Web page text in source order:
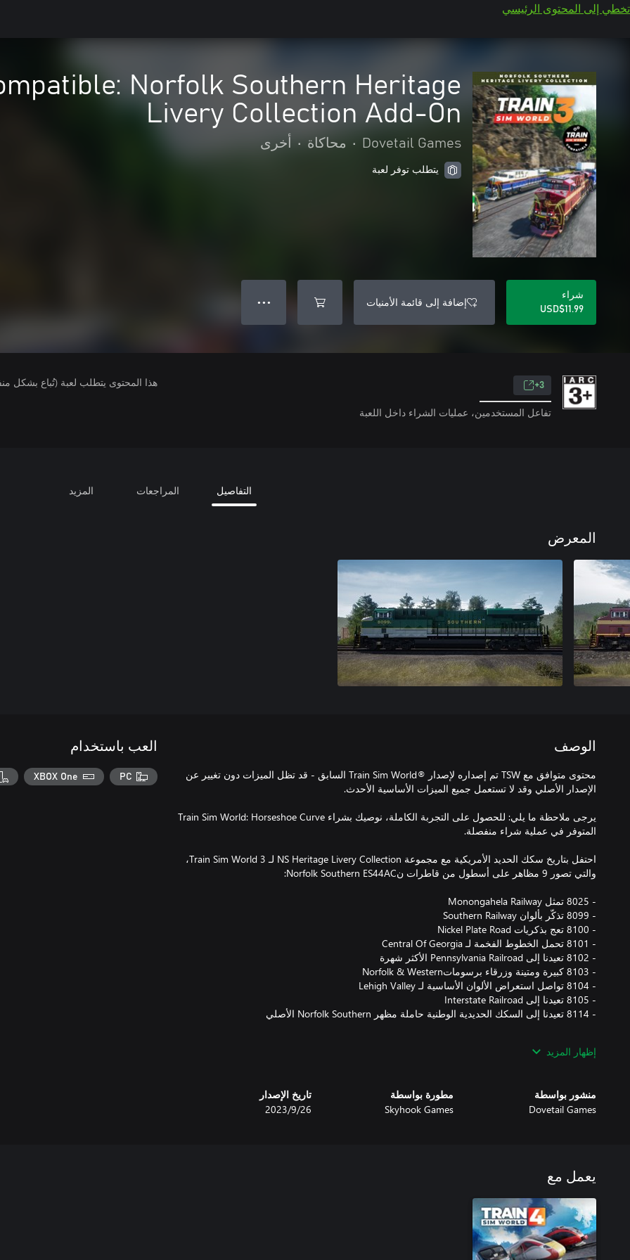
تخطي إلى المحتوى الرئيسي
Norfolk Southern Heritage
Livery Collection Add-On
Dovetail Games
• محاكاة • أخرى
يتطلب توفر لعبة
شراء
USD$11.99
إضافة إلى قائمة الأمنيات ● ● ●
3+
تفاعل المستخدمين، عمليات الشراء داخل اللعبة
هذا المحتوى يتطلب لعبة (تُباع بشكل
التفاصيل المراجعات المزيد
المعرض
الوصف
محتوى متوافق مع TSW تم إصداره لإصدار ®Train Sim World السابق - قد تظل الميزات دون تغيير عن
يرجى ملاحظة ما يلي: للحصول على التجربة الكاملة، نوصيك بشراء Train Sim World: Horseshoe Curve
احتفل بتاريخ سكك الحديد الأمريكية مع مجموعة NS Heritage Livery Collection لـ Train Sim World 3،
Horseshoe Curve.
إظهار المزيد
منشور بواسطة
Dovetail Games
مطورة بواسطة
Skyhook Games
تاريخ الإصدار
26‏/9‏/2023
العب باستخدام
PC
XBOX One
يعمل مع